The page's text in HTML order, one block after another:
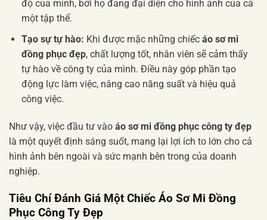
độ của mình, bởi họ đang đại diện cho hình ảnh của cả
một tập thể.
Tạo sự tự hào: Khi được mặc những chiếc áo sơ mi
đồng phục đẹp, chất lượng tốt, nhân viên sẽ cảm thấy
tự hào về công ty của mình. Điều này góp phần tạo
động lực làm việc, nâng cao năng suất và hiệu quả
công việc.
Như vậy, việc đầu tư vào áo sơ mi đồng phục công ty đẹp
là một quyết định sáng suốt, mang lại lợi ích to lớn cho cả
hình ảnh bên ngoài và sức mạnh bên trong của doanh
nghiệp.
Tiêu Chí Đánh Giá Một Chiếc Áo Sơ Mi Đồng
Phục Công Ty Đẹp